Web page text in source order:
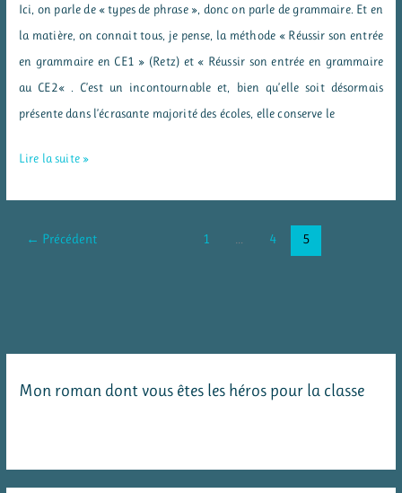
Ici, on parle de « types de phrase », donc on parle de grammaire. Et en
la matière, on connait tous, je pense, la méthode « Réussir son entrée
en grammaire en CE1 » (Retz) et « Réussir son entrée en grammaire
au CE2« . C’est un incontournable et, bien qu’elle soit désormais
présente dans l’écrasante majorité des écoles, elle conserve le
Personnages
phrase »
Lire la suite »
← Précédent 1 … 4 5
Mon roman dont vous êtes les héros pour la classe